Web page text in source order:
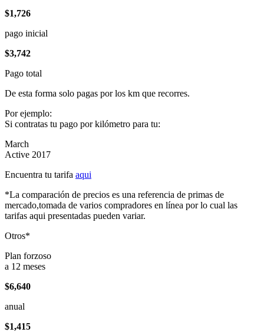
$1,726
pago inicial
$3,742
Pago total
De esta forma solo pagas por los km que recorres.
Por ejemplo:
Si contratas tu pago por kilómetro para tu:
March
Active 2017
Encuentra tu tarifa aqui
*La comparación de precios es una referencia de primas de
mercado,tomada de varios compradores en línea por lo cual las
tarifas aqui presentadas pueden variar.
Otros*
Plan forzoso
a 12 meses
$6,640
anual
$1,415